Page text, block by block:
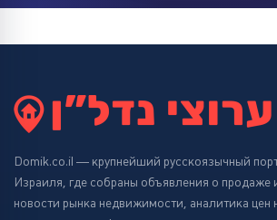
Domik.co.il — крупнейший русскоязычный
Израиля, где собраны объявления о продаже
новости рынка недвижимости, аналитика цен